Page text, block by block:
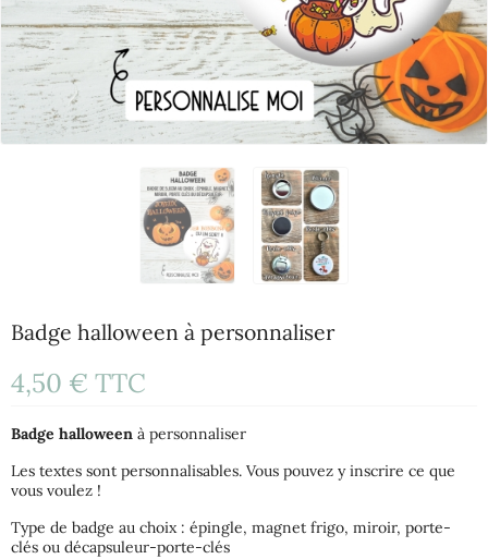
Badge halloween à personnaliser
4,50 € TTC
Badge halloween à personnaliser
Les textes sont personnalisables. Vous pouvez y inscrire ce que
vous voulez !
Type de badge au choix : épingle, magnet frigo, miroir, porte-
clés ou décapsuleur-porte-clés